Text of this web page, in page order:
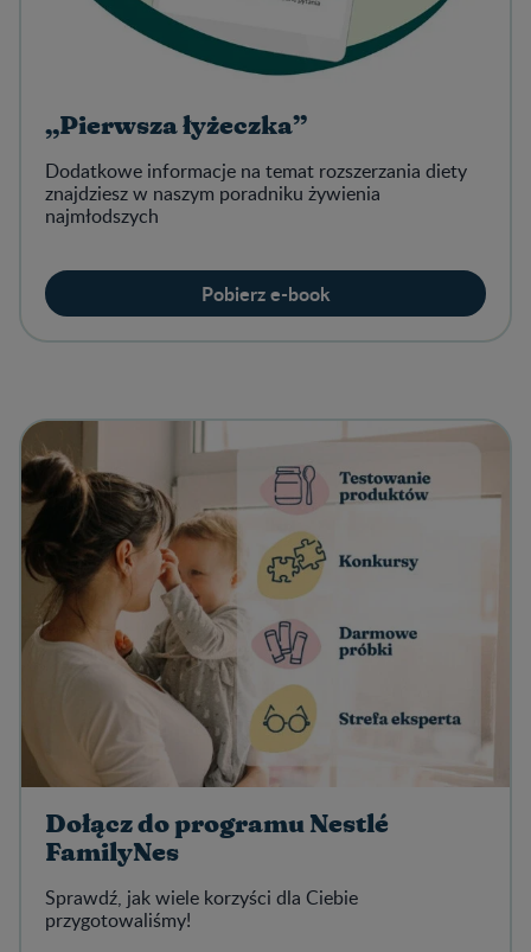
„Pierwsza łyżeczka”
Dodatkowe informacje na temat rozszerzania diety
znajdziesz w naszym poradniku żywienia
najmłodszych
Pobierz e-book
Dołącz do programu Nestlé
FamilyNes
Sprawdź, jak wiele korzyści dla Ciebie
przygotowaliśmy!